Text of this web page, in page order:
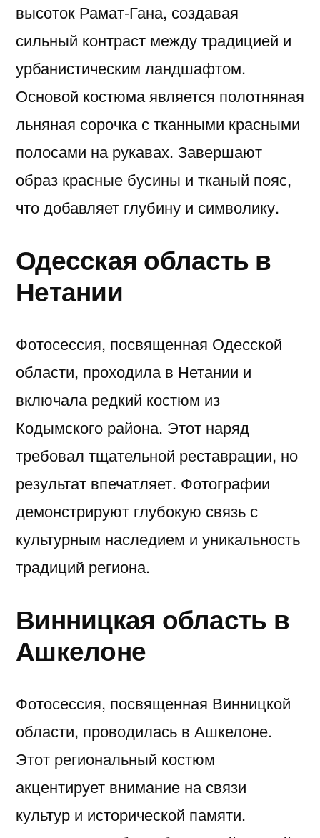
высоток Рамат-Гана, создавая
сильный контраст между традицией и
урбанистическим ландшафтом.
Основой костюма является полотняная
льняная сорочка с тканными красными
полосами на рукавах. Завершают
образ красные бусины и тканый пояс,
что добавляет глубину и символику.
Одесская область в
Нетании
Фотосессия, посвященная Одесской
области, проходила в Нетании и
включала редкий костюм из
Кодымского района. Этот наряд
требовал тщательной реставрации, но
результат впечатляет. Фотографии
демонстрируют глубокую связь с
культурным наследием и уникальность
традиций региона.
Винницкая область в
Ашкелоне
Фотосессия, посвященная Винницкой
области, проводилась в Ашкелоне.
Этот региональный костюм
акцентирует внимание на связи
культур и исторической памяти.